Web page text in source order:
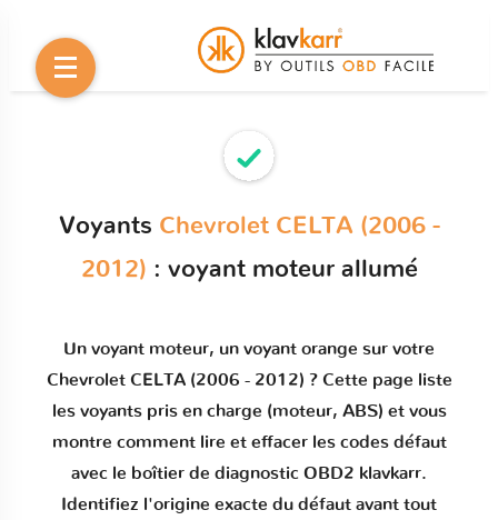
Voyants Chevrolet CELTA (2006 -
2012) : voyant moteur allumé
Un voyant moteur, un voyant orange sur votre
Chevrolet CELTA (2006 - 2012) ? Cette page liste
les voyants pris en charge (moteur, ABS) et vous
montre comment lire et effacer les codes défaut
avec le boîtier de diagnostic OBD2 klavkarr.
Identifiez l'origine exacte du défaut avant tout